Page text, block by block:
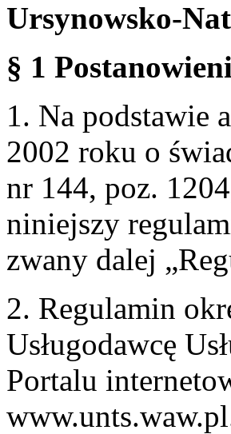
Ursynowsko-
§ 1
1. Na podstawie
2002 roku o
nr 144, poz.
niniejszy
zwany dalej
2. Regulamin
Usługodawcę
Portalu